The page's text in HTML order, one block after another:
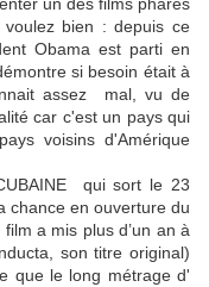
bien : depuis ce
Obama est parti en
si besoin était à
assez mal, vu de
car c'est un pays qui
voisins d'Amérique
qui sort le 23
chance en ouverture du
a mis plus d’un an à
son titre original)
que le long métrage d'